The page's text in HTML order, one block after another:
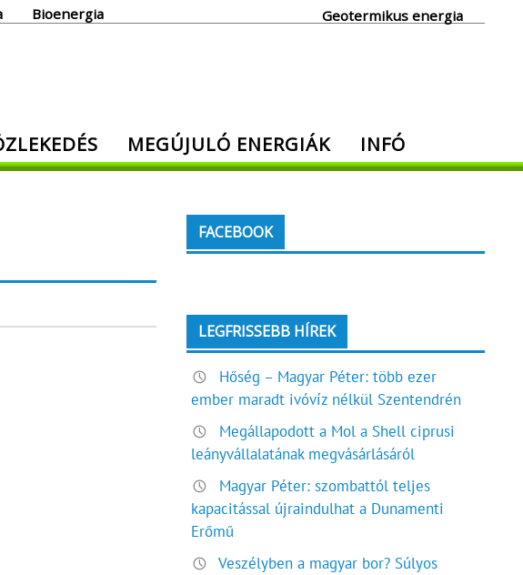
Bioenergia Geotermikus energia
MEGÚJULÓ ENERGIÁK INFÓ
FACEBOOK
LEGFRISSEBB HÍREK
Hőség – Magyar Péter: több ezer
ember maradt ivóvíz nélkül Szentendrén
Megállapodott a Mol a Shell ciprusi
leányvállalatának megvásárlásáról
Magyar Péter: szombattól teljes
kapacitással újraindulhat a Dunamenti
Erőmű
Veszélyben a magyar bor? Súlyos